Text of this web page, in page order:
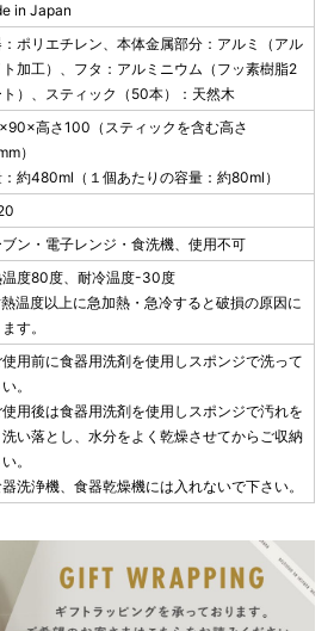
in Japan
ポリエチレン、本体金属部分：アルミ（アル
ト加工）、フタ：アルミニウム（フッ素樹脂2
ト）、スティック（50本）：天然木
高さ100（スティックを含む高さ
）
約480ml（１個あたりの容量：約80ml）
ブン・電子レンジ・食洗機、使用不可
温度80度、耐冷温度-30度
温度以上に急加熱・急冷すると破損の原因に
す。
使用前に食器用洗剤を使用しスポンジで洗って
。
使用後は食器用洗剤を使用しスポンジで汚れを
洗い落とし、水分をよく乾燥させてからご収納
。
器洗浄機、食器乾燥機には入れないで下さい。